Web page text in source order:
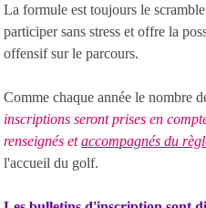
La formule est toujours le
participer sans stress et offre la
offensif sur le parcours.
Comme chaque année le nombre
inscriptions seront prises en
renseignés etaccompagnés du
l'accueil du golf.